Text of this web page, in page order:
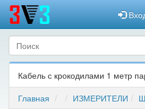
Кабель с крокодилами 1 метр
Главная
ИЗМЕРИТЕЛИ